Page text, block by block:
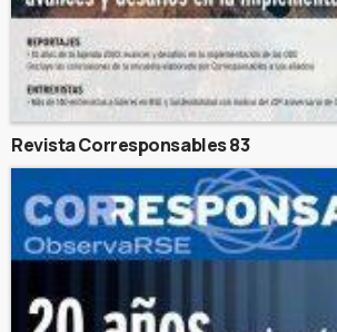
Revista Corresponsables 83